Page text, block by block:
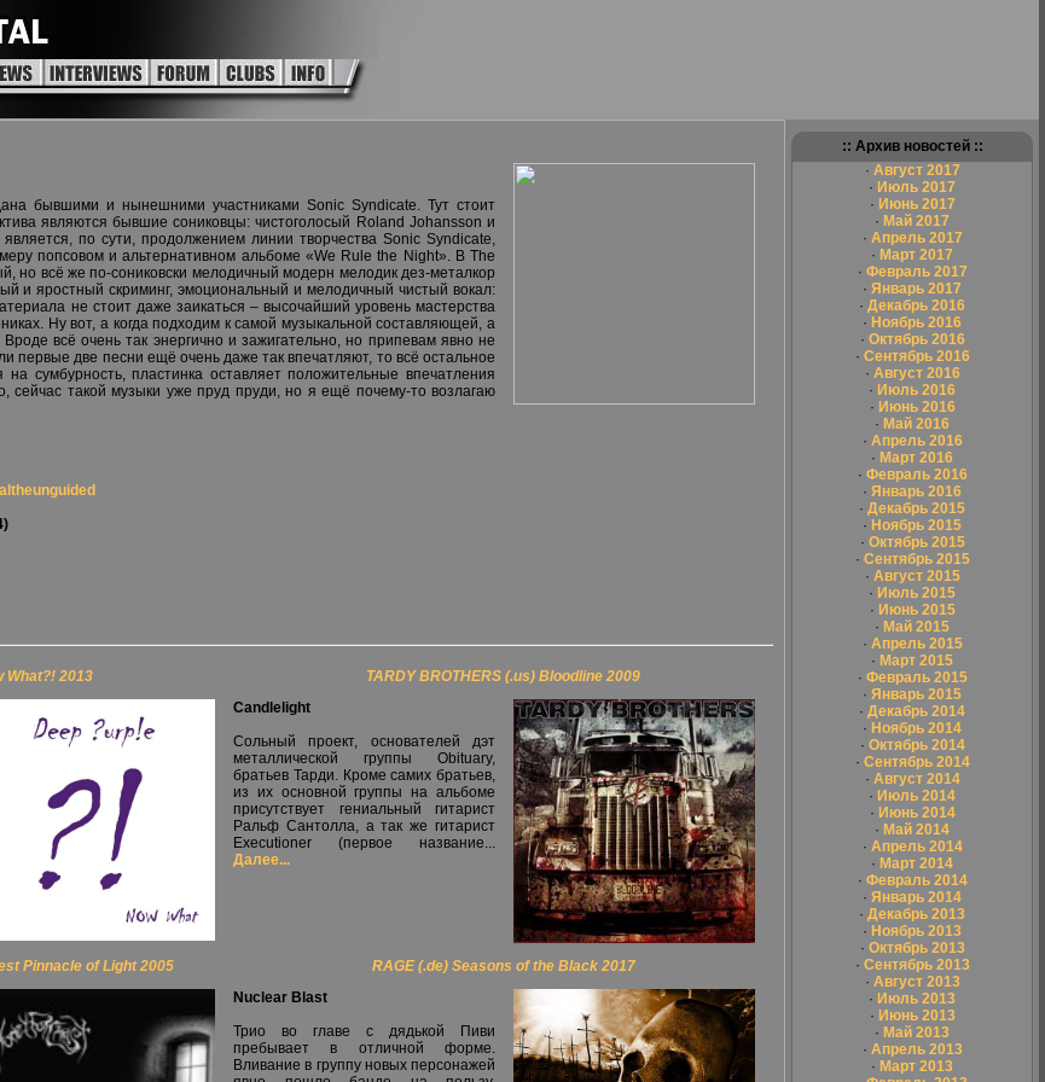
бывшими и нынешними участниками Sonic Syndicate. Тут стоит
являются бывшие сониковцы: чистоголосый Roland Johansson и
по сути, продолжением линии творчества Sonic Syndicate,
попсовом и альтернативном альбоме «We Rule the Night». В The
но всё же по-сониковски мелодичный модерн мелодик дез-металкор
и яростный скриминг, эмоциональный и мелодичный чистый вокал:
не стоит даже заикаться – высочайший уровень мастерства
Ну вот, а когда подходим к самой музыкальной составляющей, а
всё очень так энергично и зажигательно, но припевам явно не
первые две песни ещё очень даже так впечатляют, то всё остальное
сумбурность, пластинка оставляет положительные впечатления
сейчас такой музыки уже пруд пруди, но я ещё почему-то возлагаю
What?! 2013
TARDY BROTHERS (.us) Bloodline 2009
Candlelight
Сольный проект, основателей дэт
металлической группы Obituary,
братьев Тарди. Кроме самих братьев,
из их основной группы на альбоме
присутствует гениальный гитарист
Ральф Сантолла, а так же гитарист
Executioner (первое название...
Далее...
Pinnacle of Light 2005
RAGE (.de) Seasons of the Black 2017
Nuclear Blast
Трио во главе с дядькой Пиви
пребывает в отличной форме.
Вливание в группу новых персонажей
:: Архив новостей ::
· Август 2017
· Июль 2017
· Июнь 2017
· Май 2017
· Апрель 2017
· Март 2017
· Февраль 2017
· Январь 2017
· Декабрь 2016
· Ноябрь 2016
· Октябрь 2016
· Сентябрь 2016
· Август 2016
· Июль 2016
· Июнь 2016
· Май 2016
· Апрель 2016
· Март 2016
· Февраль 2016
· Январь 2016
· Декабрь 2015
· Ноябрь 2015
· Октябрь 2015
· Сентябрь 2015
· Август 2015
· Июль 2015
· Июнь 2015
· Май 2015
· Апрель 2015
· Март 2015
· Февраль 2015
· Январь 2015
· Декабрь 2014
· Ноябрь 2014
· Октябрь 2014
· Сентябрь 2014
· Август 2014
· Июль 2014
· Июнь 2014
· Май 2014
· Апрель 2014
· Март 2014
· Февраль 2014
· Январь 2014
· Декабрь 2013
· Ноябрь 2013
· Октябрь 2013
· Сентябрь 2013
· Август 2013
· Июль 2013
· Июнь 2013
· Май 2013
· Апрель 2013
· Март 2013